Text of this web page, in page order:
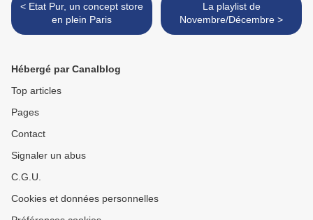
< Etat Pur, un concept store
en plein Paris
La playlist de
Novembre/Décembre >
Hébergé par Canalblog
Top articles
Pages
Contact
Signaler un abus
C.G.U.
Cookies et données personnelles